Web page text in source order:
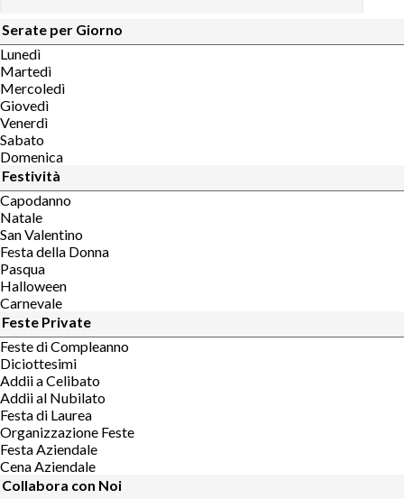
Serate per Giorno
Lunedì
Martedì
Mercoledì
Giovedì
Venerdì
Sabato
Domenica
Festività
Capodanno
Natale
San Valentino
Festa della Donna
Pasqua
Halloween
Carnevale
Feste Private
Feste di Compleanno
Diciottesimi
Addii a Celibato
Addii al Nubilato
Festa di Laurea
Organizzazione Feste
Festa Aziendale
Cena Aziendale
Collabora con Noi